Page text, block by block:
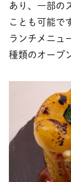
あり、一部の
ことも可能で
ランチメニュ
種類のオープ